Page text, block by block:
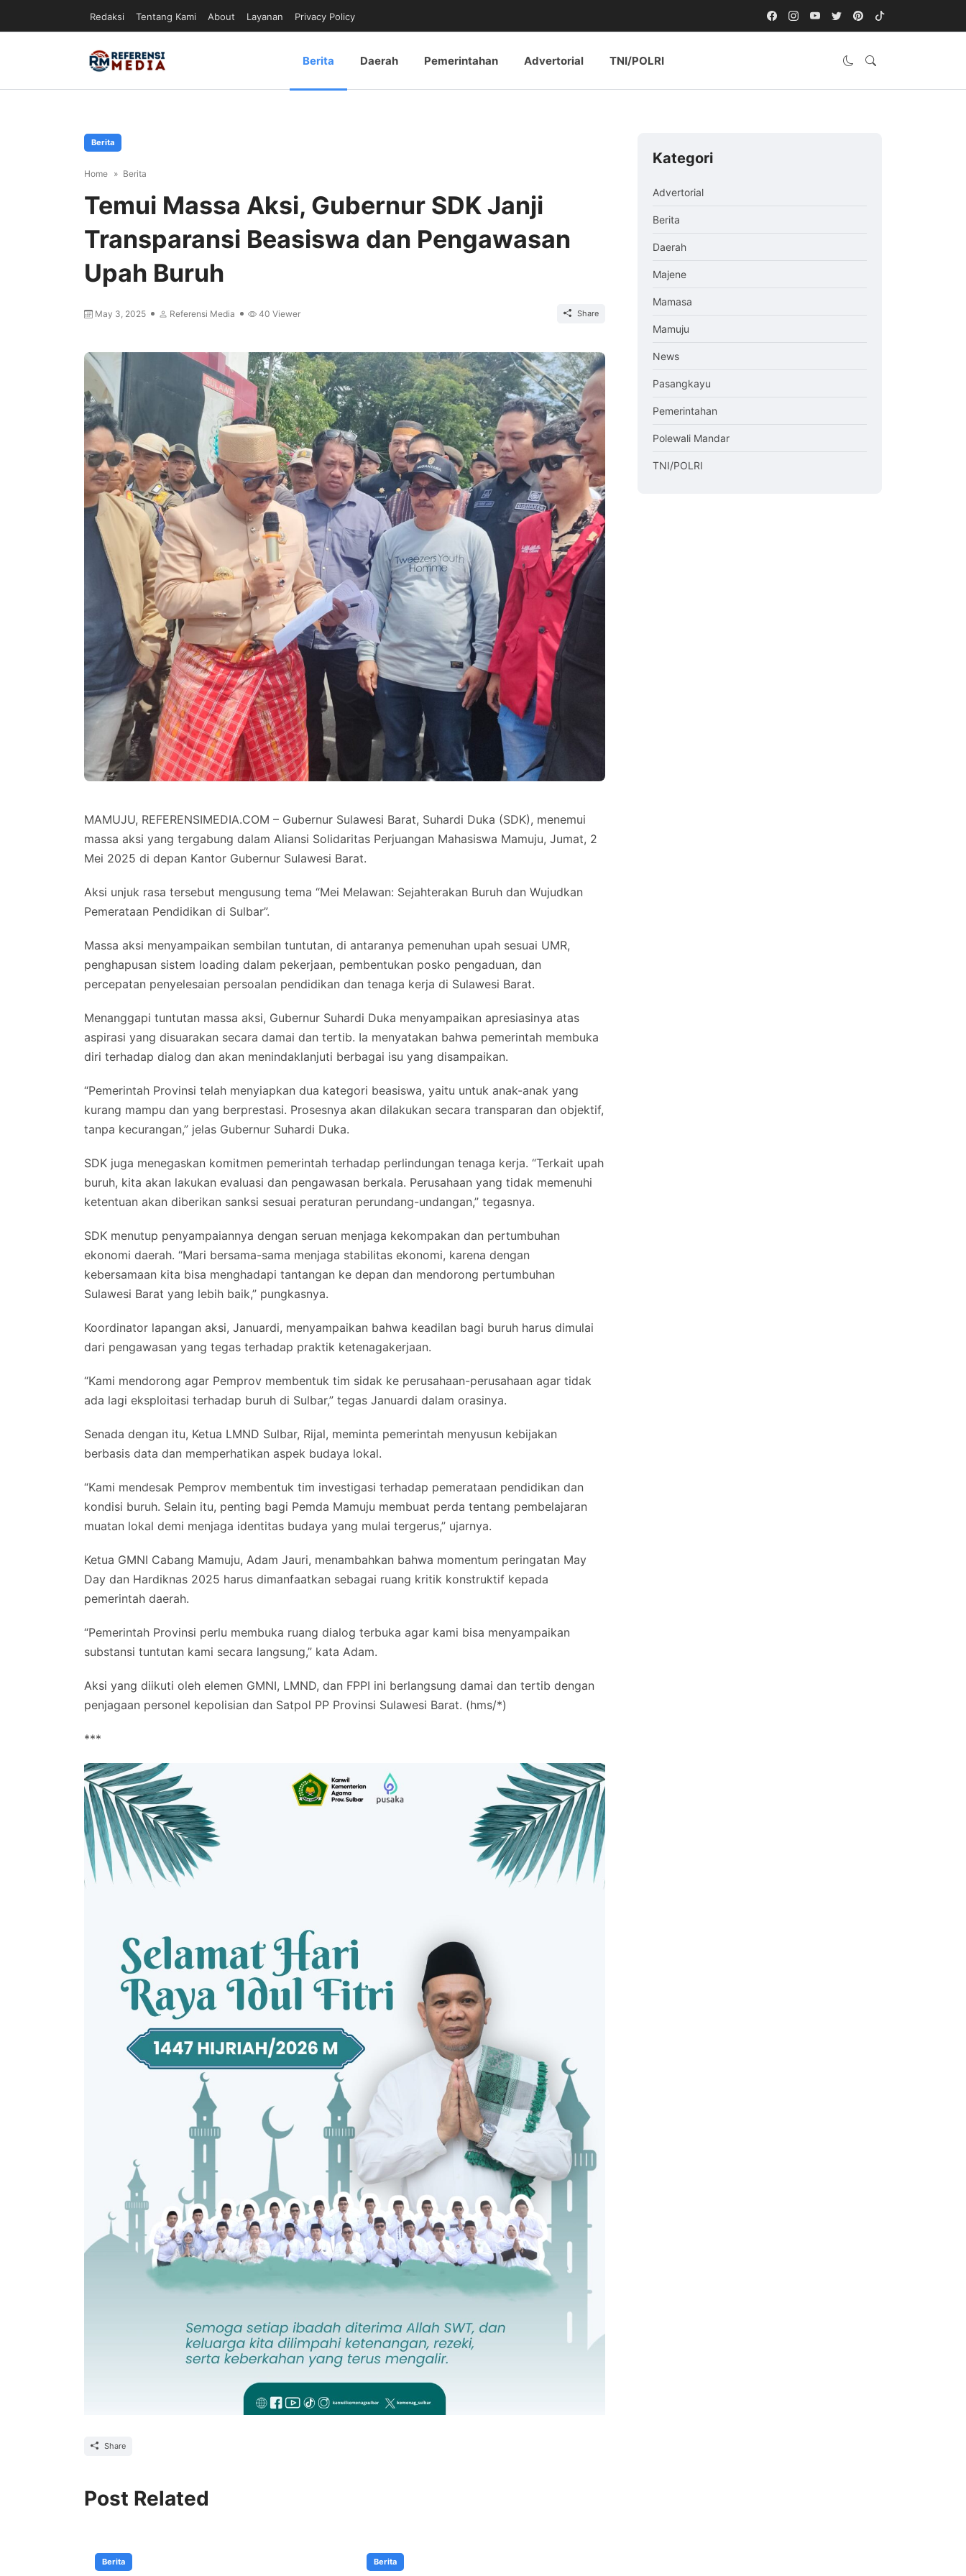
Redaksi Tentang Kami About Layanan Privacy Policy
Berita Daerah Pemerintahan Advertorial TNI/POLRI
Berita
Home Berita
Temui Massa Aksi, Gubernur SDK Janji
Transparansi Beasiswa dan Pengawasan
Upah Buruh
May 3, 2025 Referensi Media 40 Viewer Share
MAMUJU, REFERENSIMEDIA.COM – Gubernur Sulawesi Barat, Suhardi Duka (SDK), menemui
massa aksi yang tergabung dalam Aliansi Solidaritas Perjuangan Mahasiswa Mamuju, Jumat, 2
Mei 2025 di depan Kantor Gubernur Sulawesi Barat.
Aksi unjuk rasa tersebut mengusung tema “Mei Melawan: Sejahterakan Buruh dan Wujudkan
Pemerataan Pendidikan di Sulbar”.
Massa aksi menyampaikan sembilan tuntutan, di antaranya pemenuhan upah sesuai UMR,
penghapusan sistem loading dalam pekerjaan, pembentukan posko pengaduan, dan
percepatan penyelesaian persoalan pendidikan dan tenaga kerja di Sulawesi Barat.
Menanggapi tuntutan massa aksi, Gubernur Suhardi Duka menyampaikan apresiasinya atas
aspirasi yang disuarakan secara damai dan tertib. Ia menyatakan bahwa pemerintah membuka
diri terhadap dialog dan akan menindaklanjuti berbagai isu yang disampaikan.
“Pemerintah Provinsi telah menyiapkan dua kategori beasiswa, yaitu untuk anak-anak yang
kurang mampu dan yang berprestasi. Prosesnya akan dilakukan secara transparan dan objektif,
tanpa kecurangan,” jelas Gubernur Suhardi Duka.
SDK juga menegaskan komitmen pemerintah terhadap perlindungan tenaga kerja. “Terkait upah
buruh, kita akan lakukan evaluasi dan pengawasan berkala. Perusahaan yang tidak memenuhi
ketentuan akan diberikan sanksi sesuai peraturan perundang-undangan,” tegasnya.
SDK menutup penyampaiannya dengan seruan menjaga kekompakan dan pertumbuhan
ekonomi daerah. “Mari bersama-sama menjaga stabilitas ekonomi, karena dengan
kebersamaan kita bisa menghadapi tantangan ke depan dan mendorong pertumbuhan
Sulawesi Barat yang lebih baik,” pungkasnya.
Koordinator lapangan aksi, Januardi, menyampaikan bahwa keadilan bagi buruh harus dimulai
dari pengawasan yang tegas terhadap praktik ketenagakerjaan.
“Kami mendorong agar Pemprov membentuk tim sidak ke perusahaan-perusahaan agar tidak
ada lagi eksploitasi terhadap buruh di Sulbar,” tegas Januardi dalam orasinya.
Senada dengan itu, Ketua LMND Sulbar, Rijal, meminta pemerintah menyusun kebijakan
berbasis data dan memperhatikan aspek budaya lokal.
“Kami mendesak Pemprov membentuk tim investigasi terhadap pemerataan pendidikan dan
kondisi buruh. Selain itu, penting bagi Pemda Mamuju membuat perda tentang pembelajaran
muatan lokal demi menjaga identitas budaya yang mulai tergerus,” ujarnya.
Ketua GMNI Cabang Mamuju, Adam Jauri, menambahkan bahwa momentum peringatan May
Day dan Hardiknas 2025 harus dimanfaatkan sebagai ruang kritik konstruktif kepada
pemerintah daerah.
“Pemerintah Provinsi perlu membuka ruang dialog terbuka agar kami bisa menyampaikan
substansi tuntutan kami secara langsung,” kata Adam.
Aksi yang diikuti oleh elemen GMNI, LMND, dan FPPI ini berlangsung damai dan tertib dengan
penjagaan personel kepolisian dan Satpol PP Provinsi Sulawesi Barat. (hms/*)
***
Share
Post Related
Berita Berita
Kategori
Advertorial
Berita
Daerah
Majene
Mamasa
Mamuju
News
Pasangkayu
Pemerintahan
Polewali Mandar
TNI/POLRI